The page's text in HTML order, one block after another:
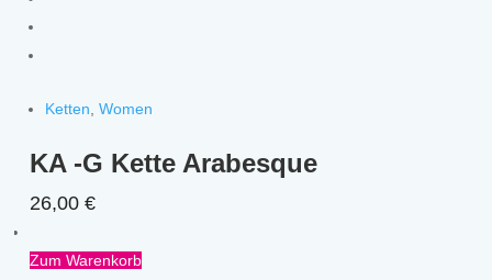
Ketten ,Women
KA -G Kette Arabesque
26,00€
Zum Warenkorb